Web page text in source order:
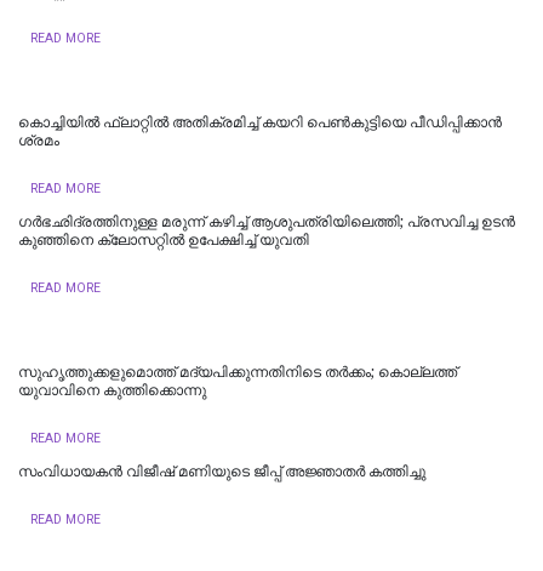
READ MORE
കൊച്ചിയില്‍ ഫ്ലാറ്റിൽ അതിക്രമിച്ച് കയറി പെൺകുട്ടിയെ പീഡിപ്പിക്കാൻ
ശ്രമം
READ MORE
ഗർഭഛിദ്രത്തിനുള്ള മരുന്ന് കഴിച്ച് ആശുപത്രിയിലെത്തി; പ്രസവിച്ച ഉടൻ
കുഞ്ഞിനെ ക്ലോസറ്റിൽ ഉപേക്ഷിച്ച് യുവതി
READ MORE
സുഹൃത്തുക്കളുമൊത്ത് മദ്യപിക്കുന്നതിനിടെ തര്‍ക്കം; കൊല്ലത്ത്
യുവാവിനെ കുത്തിക്കൊന്നു
READ MORE
സംവിധായകൻ വിജീഷ് മണിയുടെ ജീപ്പ് അജ്ഞാതർ കത്തിച്ചു
READ MORE